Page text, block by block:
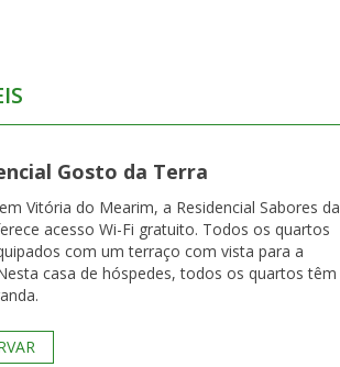
Gosto da Terra
Vitória do Mearim, a Residencial Sabores da
acesso Wi-Fi gratuito. Todos os quartos
com um terraço com vista para a